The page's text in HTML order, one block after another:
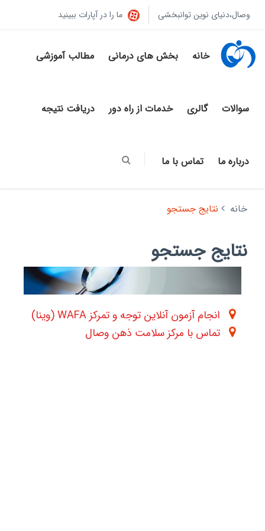
وصال،دنیای نوین توانبخشی ما را در آپارات ببینید
خانه بخش های درمانی مطالب آموزشی
سوالات گالری خدمات از راه دور دریافت نتیجه
درباره ما تماس با ما
خانه نتایج جستجو
نتایج جستجو
انجام آزمون آنلاین توجه و تمرکز WAFA (وینا)
تماس با مرکز سلامت ذهن وصال